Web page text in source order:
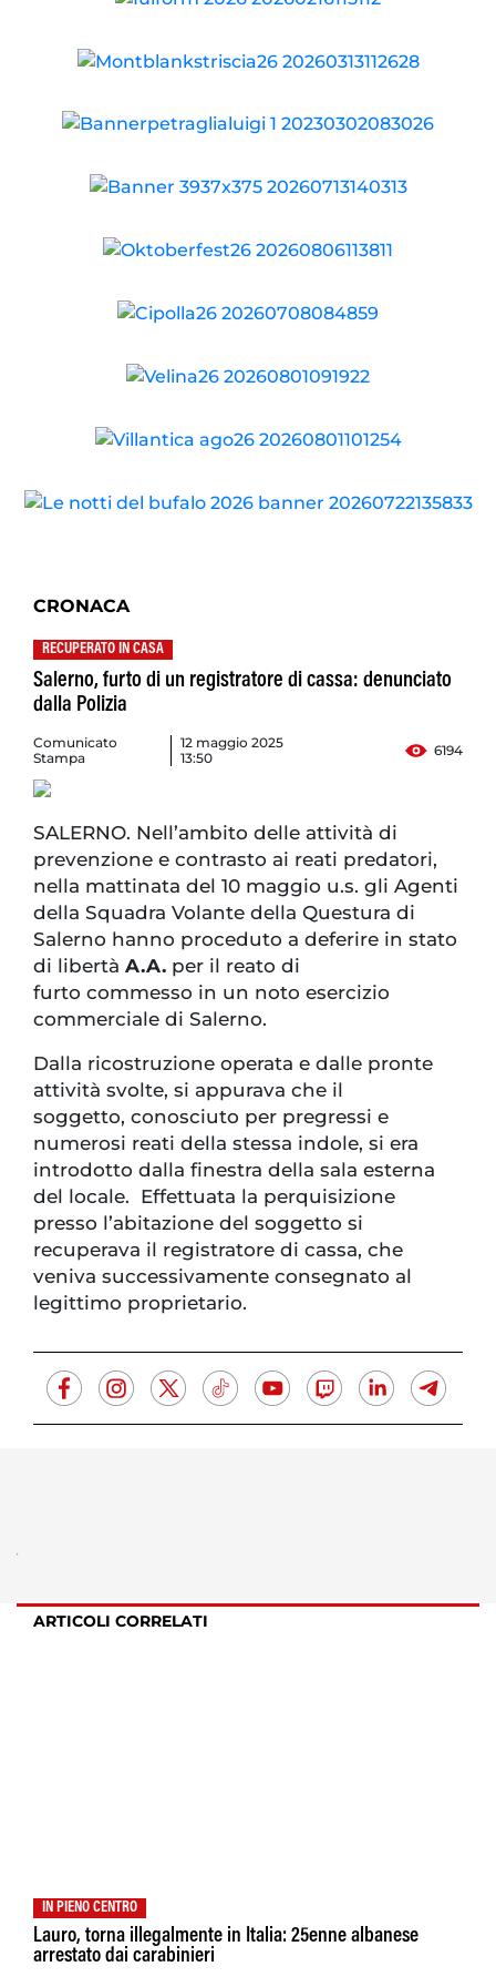
CRONACA
RECUPERATO IN CASA
Salerno, furto di un registratore di cassa: denunciato
dalla Polizia
Comunicato
Stampa
12 maggio 2025
13:50
6194
SALERNO. Nell’ambito delle attività di
prevenzione e contrasto ai reati predatori,
nella mattinata del 10 maggio u.s. gli Agenti
della Squadra Volante della Questura di
Salerno hanno proceduto a deferire in stato
di libertà A.A. per il reato di
furto commesso in un noto esercizio
commerciale di Salerno.
Dalla ricostruzione operata e dalle pronte
attività svolte, si appurava che il
soggetto, conosciuto per pregressi e
numerosi reati della stessa indole, si era
introdotto dalla finestra della sala esterna
del locale. Effettuata la perquisizione
presso l’abitazione del soggetto si
recuperava il registratore di cassa, che
veniva successivamente consegnato al
legittimo proprietario.
ARTICOLI CORRELATI
IN PIENO CENTRO
Lauro, torna illegalmente in Italia: 25enne albanese
arrestato dai carabinieri